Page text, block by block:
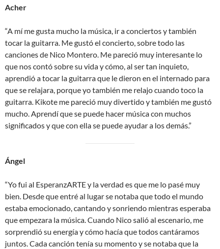
Acher
“A mí me gusta mucho la música, ir a conciertos y también
tocar la guitarra. Me gustó el concierto, sobre todo las
canciones de Nico Montero. Me pareció muy interesante lo
que nos contó sobre su vida y cómo, al ser tan inquieto,
aprendió a tocar la guitarra que le dieron en el internado para
que se relajara, porque yo también me relajo cuando toco la
guitarra. Kikote me pareció muy divertido y también me gustó
mucho. Aprendí que se puede hacer música con muchos
significados y que con ella se puede ayudar a los demás.”
Ángel
“Yo fui al EsperanzARTE y la verdad es que me lo pasé muy
bien. Desde que entré al lugar se notaba que todo el mundo
estaba emocionado, cantando y sonriendo mientras esperaba
que empezara la música. Cuando Nico salió al escenario, me
sorprendió su energía y cómo hacía que todos cantáramos
juntos. Cada canción tenía su momento y se notaba que la